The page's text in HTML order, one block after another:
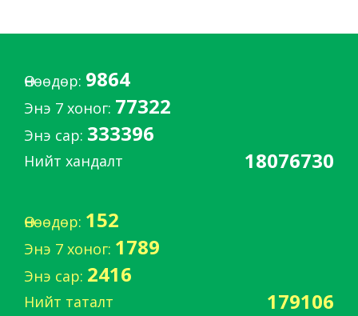
Өнөөдөр: 9864
Энэ 7 хоног: 77322
Энэ сар: 333396
Нийт хандалт 18076730
Өнөөдөр: 152
Энэ 7 хоног: 1789
Энэ сар: 2416
Нийт таталт 179106